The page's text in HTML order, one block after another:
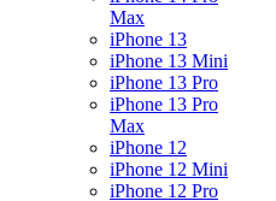
Max
iPhone 13
iPhone 13 Mini
iPhone 13 Pro
iPhone 13 Pro
Max
iPhone 12
iPhone 12 Mini
iPhone 12 Pro